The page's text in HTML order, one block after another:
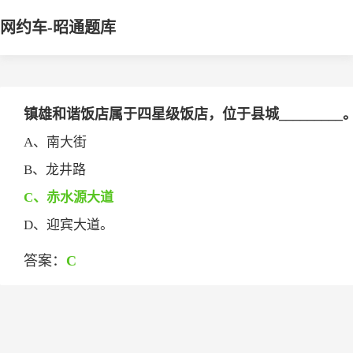
网约车-昭通题库
镇雄和谐饭店属于四星级饭店，位于县城_________
A、南大街
B、龙井路
C、赤水源大道
D、迎宾大道。
答案： C